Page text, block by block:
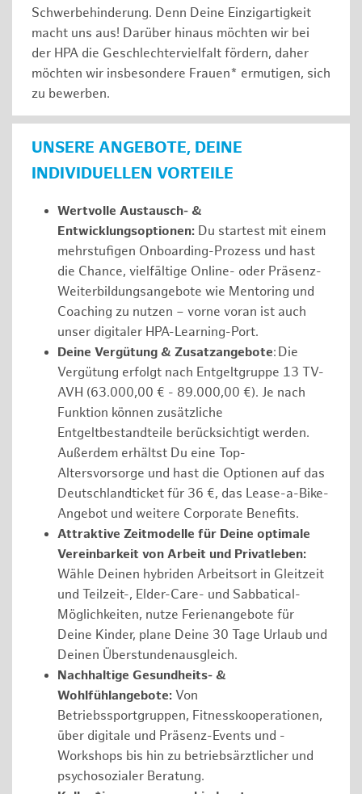
Schwerbehinderung. Denn Deine Einzigartigkeit
macht uns aus! Darüber hinaus möchten wir bei
der HPA die Geschlechtervielfalt fördern, daher
möchten wir insbesondere Frauen* ermutigen, sich
zu bewerben.
UNSERE ANGEBOTE, DEINE
INDIVIDUELLEN VORTEILE
Wertvolle Austausch- &
Entwicklungsoptionen: Du startest mit einem
mehrstufigen Onboarding-Prozess und hast
die Chance, vielfältige Online- oder Präsenz-
Weiterbildungsangebote wie Mentoring und
Coaching zu nutzen – vorne voran ist auch
unser digitaler HPA-Learning-Port.
Deine Vergütung & Zusatzangebote: Die
Vergütung erfolgt nach Entgeltgruppe 13 TV-
AVH (63.000,00 € - 89.000,00 €). Je nach
Funktion können zusätzliche
Entgeltbestandteile berücksichtigt werden.
Außerdem erhältst Du eine Top-
Altersvorsorge und hast die Optionen auf das
Deutschlandticket für 36 €, das Lease-a-Bike-
Angebot und weitere Corporate Benefits.
Attraktive Zeitmodelle für Deine optimale
Vereinbarkeit von Arbeit und Privatleben:
Wähle Deinen hybriden Arbeitsort in Gleitzeit
und Teilzeit-, Elder-Care- und Sabbatical-
Möglichkeiten, nutze Ferienangebote für
Deine Kinder, plane Deine 30 Tage Urlaub und
Deinen Überstundenausgleich.
Nachhaltige Gesundheits- &
Wohlfühlangebote: Von
Betriebssportgruppen, Fitnesskooperationen,
über digitale und Präsenz-Events und -
Workshops bis hin zu betriebsärztlicher und
psychosozialer Beratung.